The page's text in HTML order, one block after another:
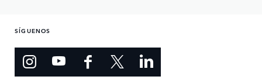
SÍGUENOS